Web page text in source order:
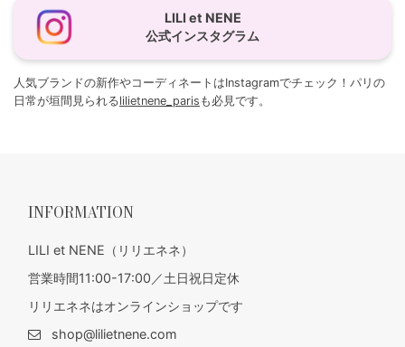
LILI et NENE
公式インスタグラム
人気ブランドの新作やコーディネートはInstagramでチェック！パリの
日常が垣間見られるlilietnene_paris も必見です。
INFORMATION
LILI et NENE（リリエネネ）
営業時間11:00-17:00／土日祝日定休
リリエネネはオンラインショップです
shop@lilietnene.com